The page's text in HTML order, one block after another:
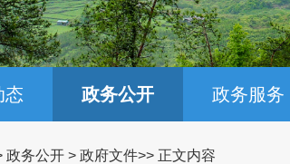
态 政务公开 政务服务
政务公开 > 政府文件>> 正文内容